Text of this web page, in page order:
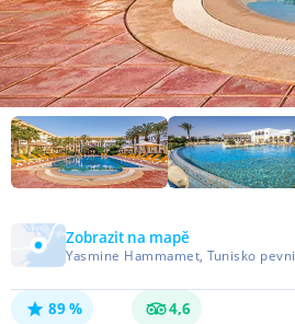
Zobrazit na mapě
Yasmine Hammamet, Tunisko
89 % 4,6